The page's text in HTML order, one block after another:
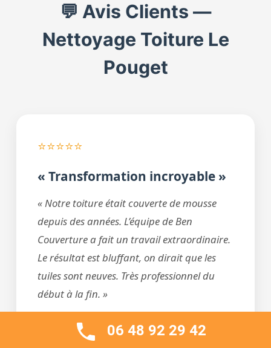
💬 Avis Clients —
Nettoyage Toiture Le
Pouget
⭐⭐⭐⭐⭐
« Transformation incroyable »
« Notre toiture était couverte de mousse
depuis des années. L’équipe de Ben
Couverture a fait un travail extraordinaire.
Le résultat est bluffant, on dirait que les
tuiles sont neuves. Très professionnel du
début à la fin. »
– Valérie N., Le Pouget
Démoussage complet
06 48 92 29 42